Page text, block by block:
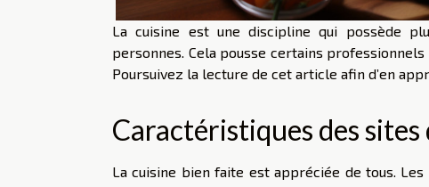
La cuisine est une discipline qui possède
personnes. Cela pousse certains
Poursuivez la lecture de cet article afin d’en
Caractéristiques des sites
La cuisine bien faite est appréciée de tous.